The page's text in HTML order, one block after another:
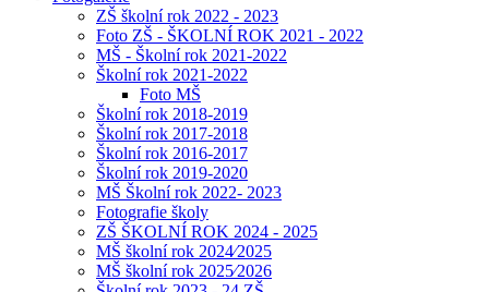
ZŠ školní rok 2022 - 2023
Foto ZŠ - ŠKOLNÍ ROK 2021 - 2022
MŠ - Školní rok 2021-2022
Školní rok 2021-2022
Foto MŠ
Školní rok 2018-2019
Školní rok 2017-2018
Školní rok 2016-2017
Školní rok 2019-2020
MŠ Školní rok 2022- 2023
Fotografie školy
ZŠ ŠKOLNÍ ROK 2024 - 2025
MŠ školní rok 2024⁄2025
MŠ školní rok 2025⁄2026